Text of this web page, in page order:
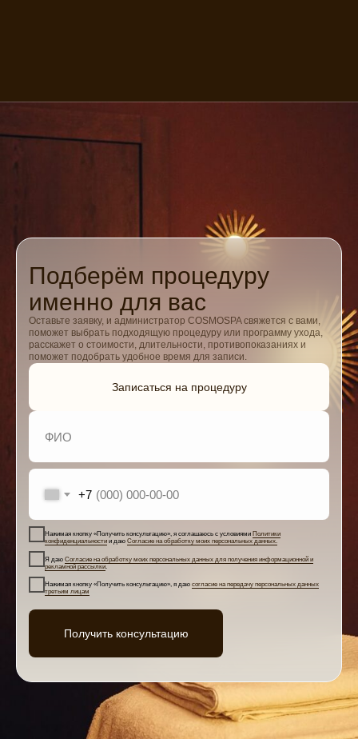
Подберём процедуру
именно для вас
Оставьте заявку, и администратор COSMOSPA свяжется с вами,
поможет выбрать подходящую процедуру или программу ухода,
расскажет о стоимости, длительности, противопоказаниях и
поможет подобрать удобное время для записи.
Записаться на процедуру
+7
Нажимая кнопку «Получить консультацию», я соглашаюсь с условиями Политики
конфиденциальности и даю Согласие на обработку моих персональных данных.
Я даю Согласие на обработку моих персональных данных для получения информационной и
рекламной рассылки.
Нажимая кнопку «Получить консультацию», я даю согласие на передачу персональных данных
третьим лицам
Получить консультацию